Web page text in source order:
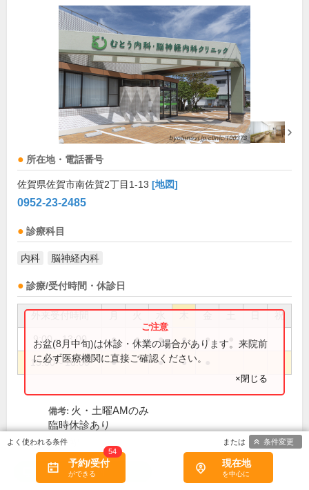
所在地・電話番号
佐賀県佐賀市南佐賀2丁目1-13 [地図]
0952-23-2485
診療科目
内科 脳神経内科
診療/受付時間・休診日
祝
9:00～13:00 ● ● ● ● ●
15:00～18:00 ● ● ●
お盆(8月中旬)は休診・休業の場合があります。来院前
に必ず医療機関に直接ご確認ください。
×閉じる
備考: 火・土曜AMのみ
臨時休診あり
休診日: 日、祝
初診受付
予約/受付
54
現在地
条件変更